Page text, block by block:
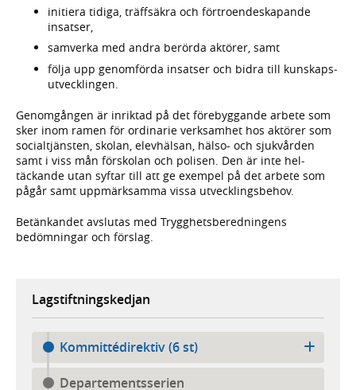
initiera tidiga, träff­säkra och förtroende­skapande
insatser,
samverka med andra berörda aktörer, samt
följa upp genom­förda insatser och bidra till kunskaps­
utvecklingen.
Genom­gången är inriktad på det före­byggande arbete som
sker inom ramen för ordinarie verksamhet hos aktörer som
social­tjänsten, skolan, elevhälsan, hälso- och sjukvården
samt i viss mån förskolan och polisen. Den är inte hel­
täckande utan syftar till att ge exempel på det arbete som
pågår samt uppmärk­samma vissa utvecklings­behov.
Betänkandet avslutas med Trygghets­bered­ningens
bedömningar och förslag.
Lagstiftningskedjan
Kommittédirektiv (6 st)
Departementsserien